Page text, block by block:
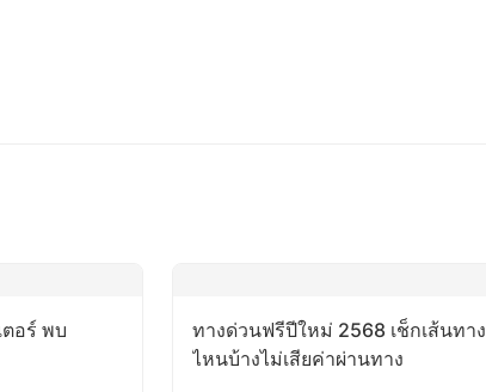
ตอร์ พบ
ทางด่วนฟรีปีใหม่ 2568 เช็กเส้นทาง
ไหนบ้างไม่เสียค่าผ่านทาง